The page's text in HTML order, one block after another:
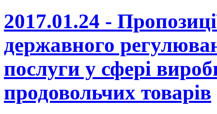
2017.01.24 -
державного
послуги у сфері
продовольчих товарів